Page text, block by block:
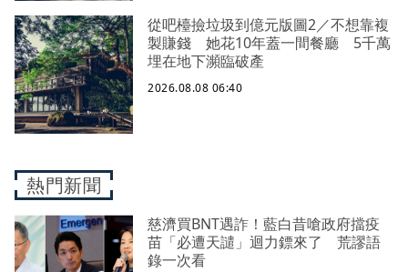
從吧檯撿垃圾到億元版圖2／不想靠複
製賺錢 她花10年蓋一間餐廳 5千萬
埋在地下瀕臨破產
2026.08.08 06:40
熱門新聞
慈濟買BNT遇詐！藍白昔嗆政府擋疫
苗「必遭天譴」迴力鏢來了 荒謬語
錄一次看